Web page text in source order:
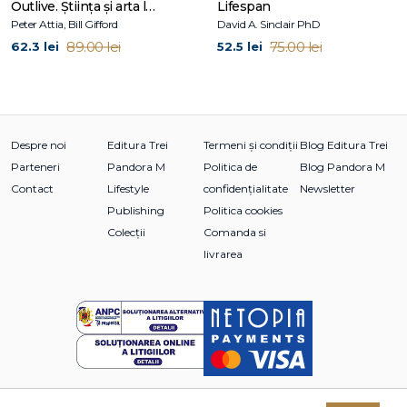
Outlive. Știința și arta longevității
Peter Attia, Bill Gifford
62.3 lei 89.00 lei
Lifespan
David A. Sinclair PhD
52.5 lei 75.00 lei
Despre noi
Parteneri
Contact
Editura Trei
Pandora M
Lifestyle
Publishing
Colecții
Termeni și condiții
Politica de
confidențialitate
Politica cookies
Comanda si
livrarea
Blog Editura Trei
Blog Pandora M
Newsletter